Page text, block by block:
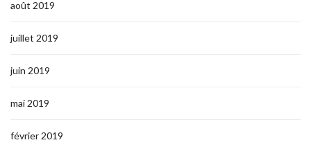
août 2019
juillet 2019
juin 2019
mai 2019
février 2019